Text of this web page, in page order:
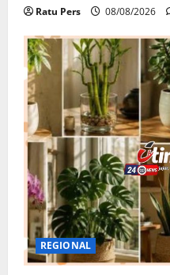
Ratu Pers 08/08/2026
REGIONAL